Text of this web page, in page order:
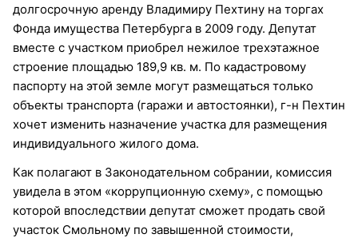
долгосрочную аренду Владимиру Пехтину на торгах
Фонда имущества Петербурга в 2009 году. Депутат
вместе с участком приобрел нежилое трехэтажное
строение площадью 189,9 кв. м. По кадастровому
паспорту на этой земле могут размещаться только
объекты транспорта (гаражи и автостоянки), г-н Пехтин
хочет изменить назначение участка для размещения
индивидуального жилого дома.
Как полагают в Законодательном собрании, комиссия
увидела в этом «коррупционную схему», с помощью
которой впоследствии депутат сможет продать свой
участок Смольному по завышенной стоимости,